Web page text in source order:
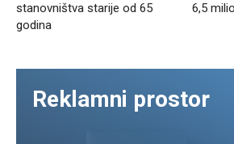
stanovništva starije od 65
godina
6,5
Reklamni prostor